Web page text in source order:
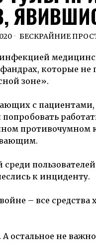
БЕСКРАЙНИЕ
которые не
зоне».
с
противочумном
к инциденту.
– все средства
А остальное не